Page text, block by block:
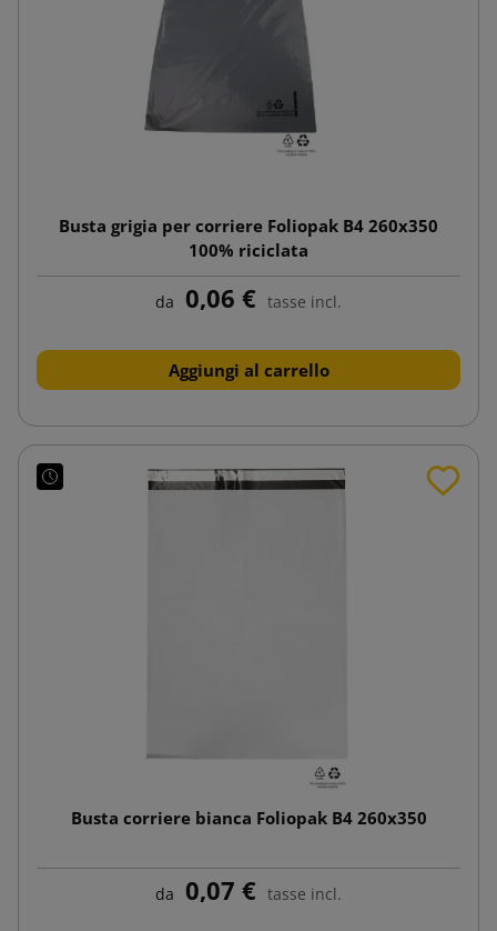
Busta grigia per corriere Foliopak B4 260x350
100% riciclata
da 0,06 € tasse incl.
Aggiungi al carrello
Busta corriere bianca Foliopak B4 260x350
da 0,07 € tasse incl.